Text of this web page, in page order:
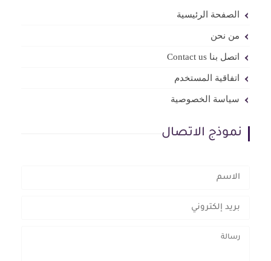
الصفحة الرئيسية
من نحن
اتصل بنا Contact us
اتفاقية المستخدم
سياسة الخصوصية
نموذج الاتصال